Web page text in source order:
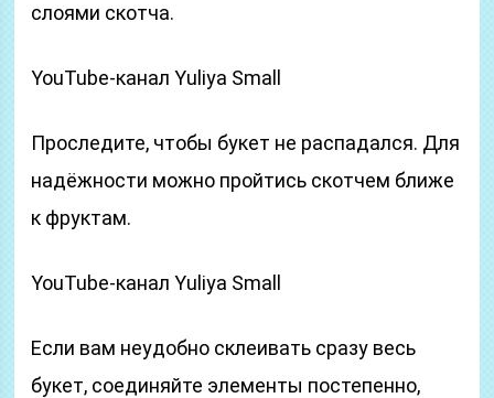
слоями скотча.
YouTube-канал Yuliya Small
Проследите, чтобы букет не распадался. Для
надёжности можно пройтись скотчем ближе
к фруктам.
YouTube-канал Yuliya Small
Если вам неудобно склеивать сразу весь
букет, соединяйте элементы постепенно,